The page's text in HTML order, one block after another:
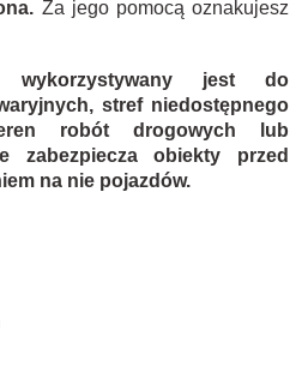
Za jego pomocą oznakujesz
wykorzystywany jest do
stref niedostępnego
robót drogowych lub
zabezpiecza obiekty przed
na nie pojazdów.